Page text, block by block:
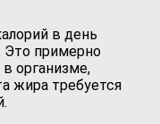
в день
Это примерно
организме,
жира требуется